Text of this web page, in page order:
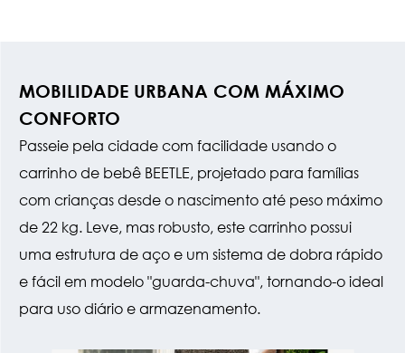
MOBILIDADE URBANA COM MÁXIMO
CONFORTO
Passeie pela cidade com facilidade usando o
carrinho de bebê BEETLE, projetado para famílias
com crianças desde o nascimento até peso máximo
de 22 kg. Leve, mas robusto, este carrinho possui
uma estrutura de aço e um sistema de dobra rápido
e fácil em modelo "guarda-chuva", tornando-o ideal
para uso diário e armazenamento.